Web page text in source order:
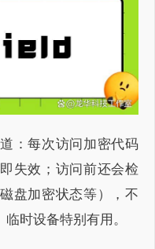
：每次访问加密代码
失效；访问前还会检
盘加密状态等），不
时设备特别有用。